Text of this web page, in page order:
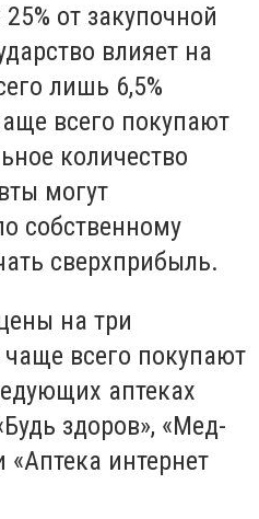
от закупочной
влияет на
лишь 6,5%
всего покупают
количество
могут
собственному
сверхприбыль.
на три
всего покупают
аптеках
здоров», «Мед-
интернет